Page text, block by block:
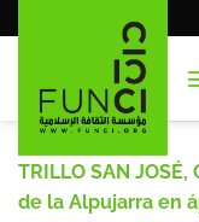
al
TRILLO SAN
de la Alpujarra en